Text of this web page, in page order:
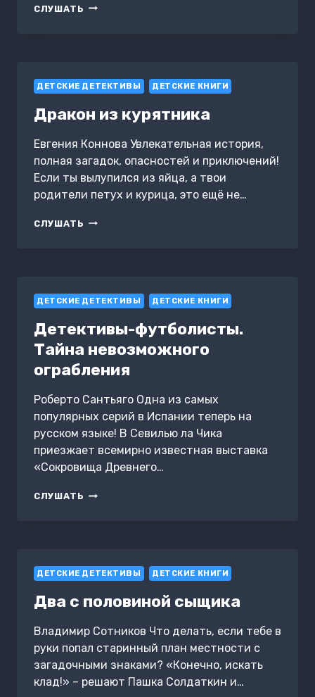
СЛУШАТЬ ТАЙНА
ДЕТСКИЕ ДЕТЕКТИВЫ ДЕТСКИЕ КНИГИ
Дракон из курятника
Евгения Коннова Увлекательная история,
полная загадок, опасностей и приключений!
Если ты вылупился из яйца, а твои
родители петух и курица, это ещё не…
СЛУШАТЬ ДРАКОН
ДЕТСКИЕ ДЕТЕКТИВЫ ДЕТСКИЕ КНИГИ
Детективы-футболисты.
Тайна невозможного
ограбления
Роберто Сантьяго Одна из самых
популярных серий в Испании теперь на
русском языке! В Севилью ла Чика
приезжает всемирно известная выставка
«Сокровища Древнего…
СЛУШАТЬ ДЕТЕКТИВЫ-
ДЕТСКИЕ ДЕТЕКТИВЫ ДЕТСКИЕ КНИГИ
Два с половиной сыщика
Владимир Сотников Что делать, если тебе в
руки попал старинный план местности с
загадочными знаками? «Конечно, искать
клад!» – решают Пашка Солдаткин и…